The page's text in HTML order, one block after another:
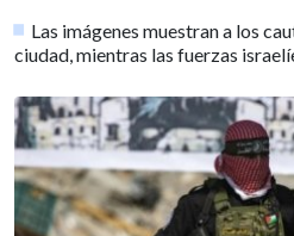
Las imágenes muestran a los
ciudad, mientras las fuerzas